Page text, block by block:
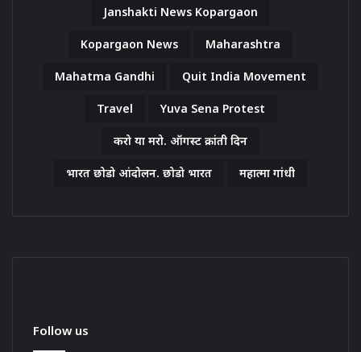
Janshakti News Kopargaon
Kopargaon News Maharashtra
Mahatma Gandhi Quit India Movement
Travel Yuva Sena Protest
करो या मरो. ऑगस्ट क्रांती दिन
भारत छोडो आंदोलन. छोडो भारत महात्मा गांधी
Follow us